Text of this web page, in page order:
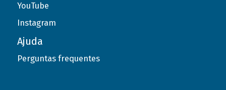
YouTube
Instagram
Ajuda
Perguntas frequentes